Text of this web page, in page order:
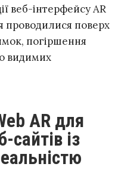
веб-інтерфейсу AR
поверх
погіршення
видимих
сайтів із